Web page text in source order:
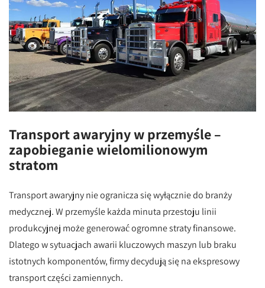
Transport awaryjny w przemyśle –
zapobieganie wielomilionowym
stratom
Transport awaryjny nie ogranicza się wyłącznie do branży
medycznej. W przemyśle każda minuta przestoju linii
produkcyjnej może generować ogromne straty finansowe.
Dlatego w sytuacjach awarii kluczowych maszyn lub braku
istotnych komponentów, firmy decydują się na ekspresowy
transport części zamiennych.